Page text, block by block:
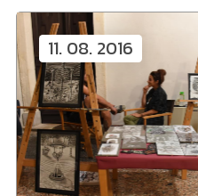
11. 08. 2016